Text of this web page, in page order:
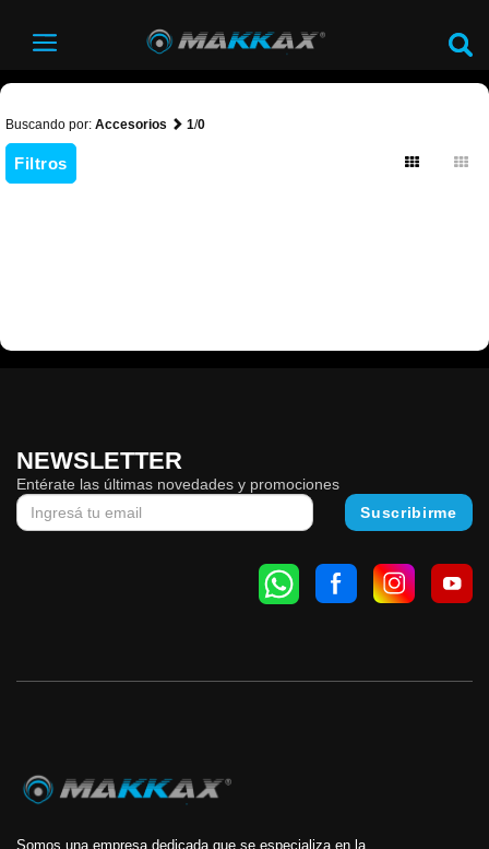
Buscando por: Accesorios 1/0
Filtros
NEWSLETTER
Entérate las últimas novedades y promociones
Somos una empresa dedicada que se especializa en la